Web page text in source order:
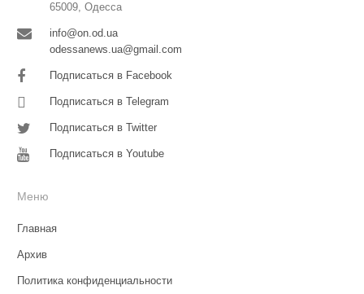
65009, Одесса
info@on.od.ua
odessanews.ua@gmail.com
Подписаться в Facebook
Подписаться в Telegram
Подписаться в Twitter
Подписаться в Youtube
Меню
Главная
Архив
Политика конфиденциальности